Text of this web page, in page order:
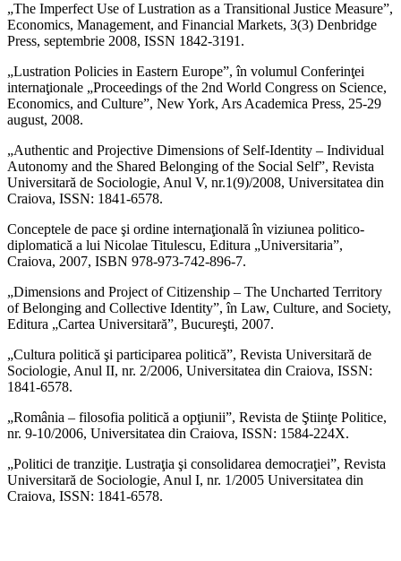
„The Imperfect Use of Lustration as a Transitional Justice Measure”,
Economics, Management, and Financial Markets, 3(3) Denbridge
Press, septembrie 2008, ISSN 1842-3191.
„Lustration Policies in Eastern Europe”, în volumul Conferinţei
internaţionale „Proceedings of the 2nd World Congress on Science,
Economics, and Culture”, New York, Ars Academica Press, 25-29
august, 2008.
„Authentic and Projective Dimensions of Self-Identity – Individual
Autonomy and the Shared Belonging of the Social Self”, Revista
Universitară de Sociologie, Anul V, nr.1(9)/2008, Universitatea din
Craiova, ISSN: 1841-6578.
Conceptele de pace şi ordine internaţională în viziunea politico-
diplomatică a lui Nicolae Titulescu, Editura „Universitaria”,
Craiova, 2007, ISBN 978-973-742-896-7.
„Dimensions and Project of Citizenship – The Uncharted Territory
of Belonging and Collective Identity”, în Law, Culture, and Society,
Editura „Cartea Universitară”, Bucureşti, 2007.
„Cultura politică şi participarea politică”, Revista Universitară de
Sociologie, Anul II, nr. 2/2006, Universitatea din Craiova, ISSN:
1841-6578.
„România – filosofia politică a opţiunii”, Revista de Ştiinţe Politice,
nr. 9-10/2006, Universitatea din Craiova, ISSN: 1584-224X.
„Politici de tranziţie. Lustraţia şi consolidarea democraţiei”, Revista
Universitară de Sociologie, Anul I, nr. 1/2005 Universitatea din
Craiova, ISSN: 1841-6578.